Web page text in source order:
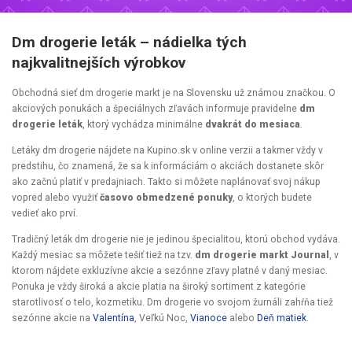
Dm drogerie leták – nádielka tých
najkvalitnejších výrobkov
Obchodná sieť dm drogerie markt je na Slovensku už známou značkou. O
akciových ponukách a špeciálnych zľavách informuje pravidelne dm
drogerie leták, ktorý vychádza minimálne dvakrát do mesiaca.
Letáky dm drogerie nájdete na Kupino.sk v online verzii a takmer vždy v
predstihu, čo znamená, že sa k informáciám o akciách dostanete skôr
ako začnú platiť v predajniach. Takto si môžete naplánovať svoj nákup
vopred alebo využiťčasovo obmedzené ponuky, o ktorých budete
vedieť ako prví.
Tradičný leták dm drogerie nie je jedinou špecialitou, ktorú obchod vydáva.
Každý mesiac sa môžete tešiť tiež na tzv. dm drogerie markt Journal , v
ktorom nájdete exkluzívne akcie a sezónne zľavy platné v daný mesiac.
Ponuka je vždy široká a akcie platia na široký sortiment z kategórie
starotlivosť o telo, kozmetiku. Dm drogerie vo svojom žurnáli zahŕňa tiež
sezónne akcie na Valentína, Veľkú Noc, Vianoce alebo Deň matiek.